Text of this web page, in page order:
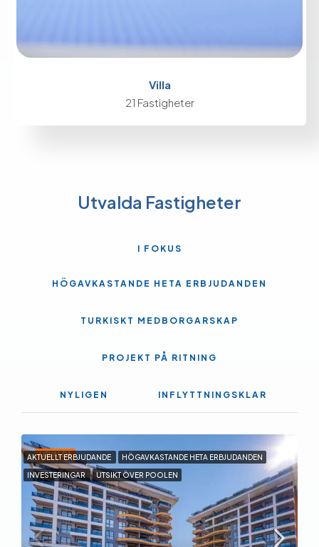
Villa
21 Fastigheter
Utvalda Fastigheter
I FOKUS
HÖGAVKASTANDE HETA ERBJUDANDEN
TURKISKT MEDBORGARSKAP
PROJEKT PÅ RITNING
NYLIGEN INFLYTTNINGSKLAR
UTVALDA
AKTUELLT ERBJUDANDE HÖGAVKASTANDE HETA ERBJUDANDEN
INVESTERINGAR UTSIKT ÖVER POOLEN